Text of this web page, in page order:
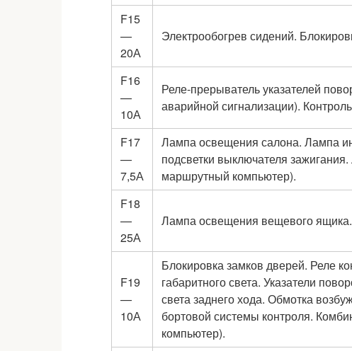
F15
—
20А
Электрообогрев сидений.
F16
—
10А
Реле-прерыватель указателей
аварийной сигнализации).
F17
—
7,5А
Лампа освещения салона. Лампа
подсветки выключателя
маршрутный компьютер).
F18
—
25А
Лампа освещения вещевого ящика.
F19
—
10А
Блокировка замков дверей. Реле
габаритного света. Указатели
света заднего хода. Обмотка
бортовой системы контроля.
компьютер).